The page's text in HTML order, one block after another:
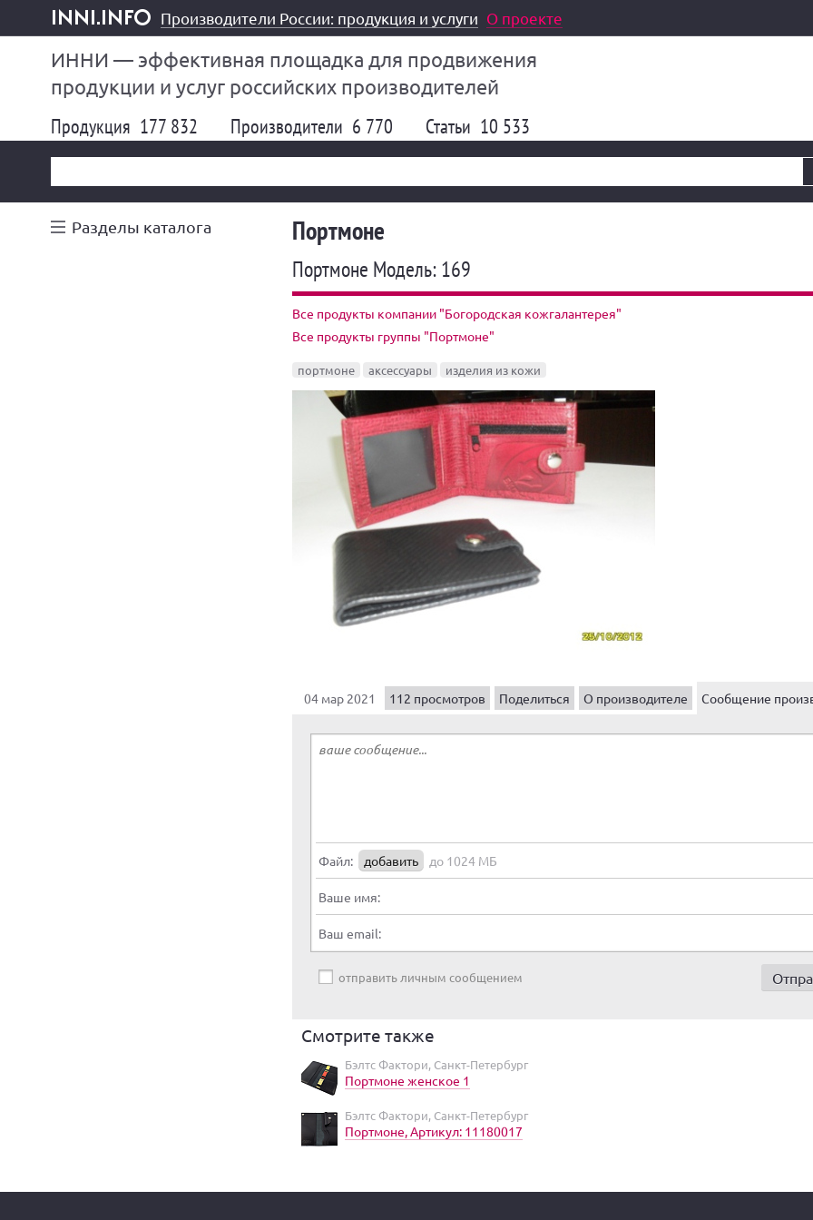
inni.info
Производители России: продукция и услуги О проекте
ИННИ — эффективная площадка для продвижения
продукции и услуг российских производителей
Продукция 177 832 Производители 6 770 Статьи 10 533
Разделы каталога Портмоне
Портмоне Модель: 169
Все продукты компании "Богородская кожгалантерея"
Все продукты группы "Портмоне"
портмоне аксессуары изделия из кожи
04 мар 2021 112 просмотров Поделиться О производителе Сообщение
Файл: добавить до 1024 МБ
Ваше имя:
Ваш email:
отправить личным сообщением
Смотрите также
Бэлтс Фактори, Санкт-Петербург
Портмоне женское 1
Бэлтс Фактори, Санкт-Петербург
Портмоне, Артикул: 11180017